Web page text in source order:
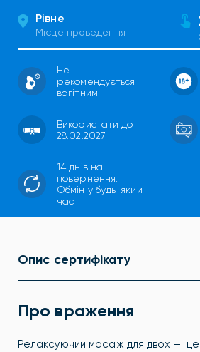
Рівне
Місце проведення
Не
рекомендується
вагітним
Використати до
28.02.2027
14 днів на
повернення.
Обмін у будь-який
час
Опис сертифікату
Про враження
Релаксуючий масаж для двох — це